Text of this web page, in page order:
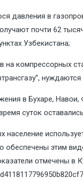
давления в
почти 62
Узбекистана;
на компрессорных
нуждаются
в Бухаре, Навои,
суток
население
обеспечены этим
отмечены в